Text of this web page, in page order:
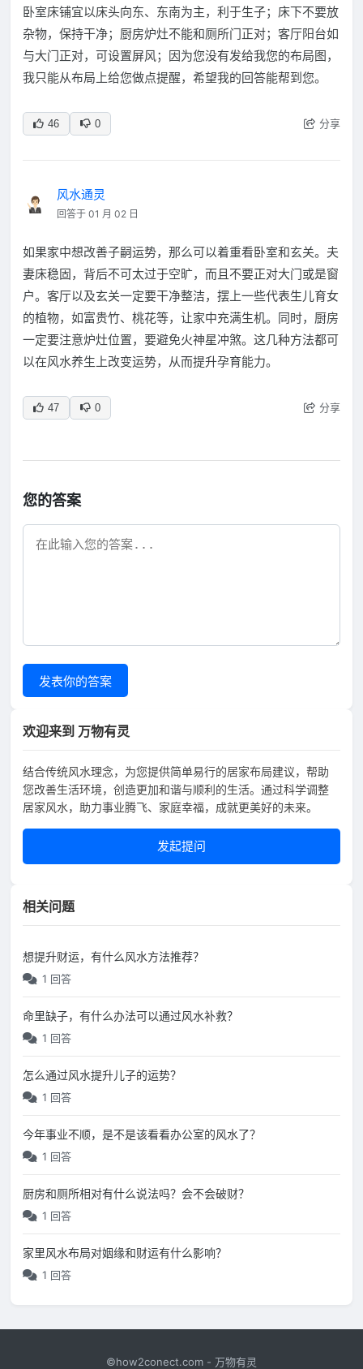
卧室床铺宜以床头向东、东南为主，利于生子；床下不要放
杂物，保持干净；厨房炉灶不能和厕所门正对；客厅阳台如
与大门正对，可设置屏风；因为您没有发给我您的布局图，
我只能从布局上给您做点提醒，希望我的回答能帮到您。
46 0 分享
风水通灵
回答于 01 月 02 日
如果家中想改善子嗣运势，那么可以着重看卧室和玄关。夫
妻床稳固，背后不可太过于空旷，而且不要正对大门或是窗
户。客厅以及玄关一定要干净整洁，摆上一些代表生儿育女
的植物，如富贵竹、桃花等，让家中充满生机。同时，厨房
一定要注意炉灶位置，要避免火神星冲煞。这几种方法都可
以在风水养生上改变运势，从而提升孕育能力。
47 0 分享
您的答案
发表你的答案
欢迎来到 万物有灵
结合传统风水理念，为您提供简单易行的居家布局建议，帮助
您改善生活环境，创造更加和谐与顺利的生活。通过科学调整
居家风水，助力事业腾飞、家庭幸福，成就更美好的未来。
发起提问
相关问题
想提升财运，有什么风水方法推荐？
1 回答
命里缺子，有什么办法可以通过风水补救？
1 回答
怎么通过风水提升儿子的运势？
1 回答
今年事业不顺，是不是该看看办公室的风水了？
1 回答
厨房和厕所相对有什么说法吗？会不会破财？
1 回答
家里风水布局对姻缘和财运有什么影响？
1 回答
©how2conect.com - 万物有灵